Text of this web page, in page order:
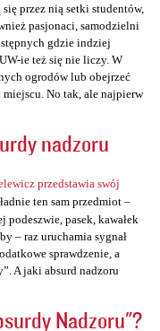
przez nią setki studentów,
pasjonaci, samodzielni
gdzie indziej
ie też się nie liczy. W
ogrodów lub obejrzeć
No tak, ale najpierw
nadzoru
przedstawia swój
ten sam przedmiot –
podeszwie, pasek, kawałek
– raz uruchamia sygnał
sprawdzenie, a
A jaki absurd nadzoru
Nadzoru"?